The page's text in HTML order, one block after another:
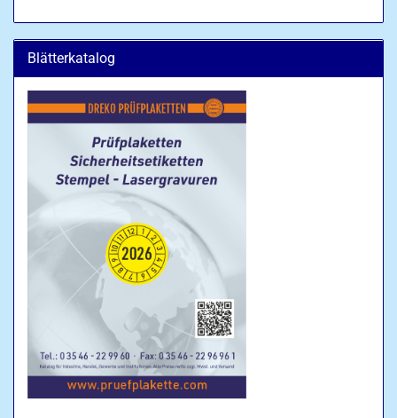
Blätterkatalog